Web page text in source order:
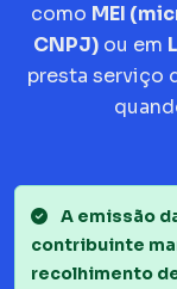
como MEI
CNPJ)ou em
presta serviço
A emissão
contribuinte
recolhimento